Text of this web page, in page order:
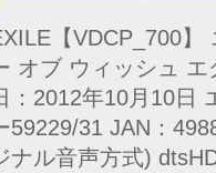
【VDCP_700
オブ ウィッシュ
：2012年10月10日
59229/31 JAN：
ナル音声方式)